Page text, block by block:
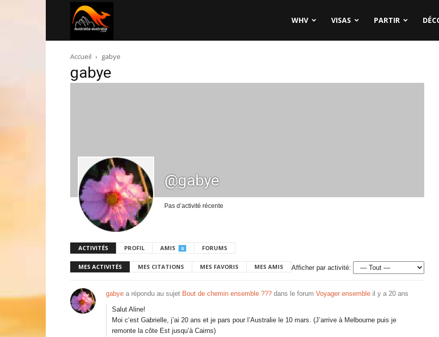
australie.com
WHV VISAS PARTIR
Accueil gabye
gabye
@gabye
Pas d’activité récente
ACTIVITÉS PROFIL AMIS 0 FORUMS
MES ACTIVITÉS MES CITATIONS MES FAVORIS MES AMIS Afficher par activité:
gabye a répondu au sujet Bout de chemin ensemble ??? dans le forum Voyager ensemble il y a 20 ans
Salut Aline!
Moi c’est Gabrielle, j’ai 20 ans et je pars pour l’Australie le 10 mars. (J’arrive à Melbourne puis je
remonte la côte Est jusqu’à Cairns)